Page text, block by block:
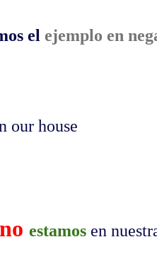
el ejemplo en
our house
no estamos en